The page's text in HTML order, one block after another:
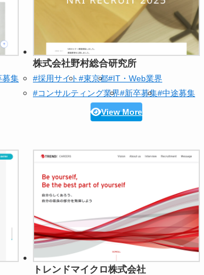
募集
株式会社野村総合研究所
#採用サイト#東京都#IT・Web業界
#コンサルティング業界#新卒募集#中途募集
View More
トレンドマイクロ株式会社